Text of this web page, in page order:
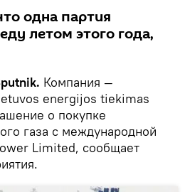
одна партия
летом этого года,
Компания —
energijos tiekimas
о покупке
газа с международной
Limited, сообщает